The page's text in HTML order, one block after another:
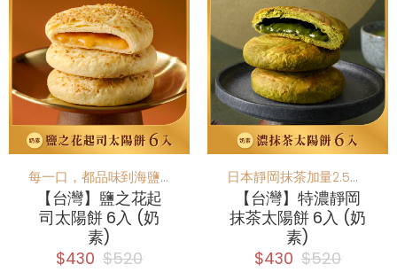
每一口，都品味到海鹽與起司的細膩交融
【台灣】鹽之花起
司太陽餅 6入 (奶
素)
$430 $520
日本靜岡抹茶加量2.5倍！重度抹茶控必吃
【台灣】特濃靜岡
抹茶太陽餅 6入 (奶
素)
$430 $520